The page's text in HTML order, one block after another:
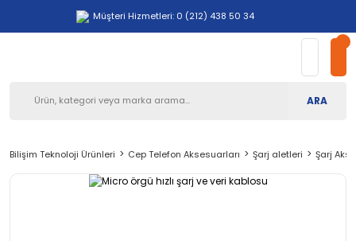
Müşteri Hizmetleri: 0 (212) 438 50 34
ARA
Bilişim Teknoloji Ürünleri Cep Telefon Aksesuarları Şarj aletleri Şarj